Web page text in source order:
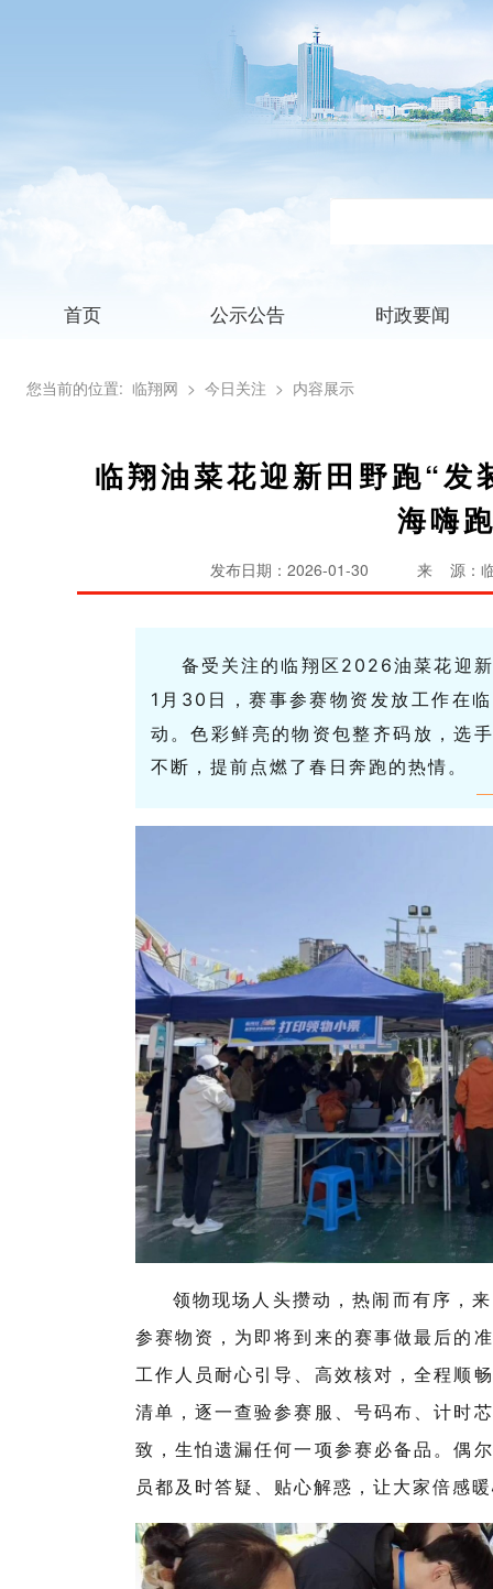
首页 公示公告 时政要闻
您当前的位置: 临翔网 > 今日关注 > 内容展示
临翔油菜花迎新田野跑“
海嗨
发布日期：2026-01-30 来 源：
备受关注的临翔区 2026油菜花迎
1 月 30 日，赛事参赛物资发放工作在
动。色彩鲜亮的物资包整齐码放，选
不断，提前点燃了春日奔跑的热情。
领物现场人头攒动，热闹而有序，
参赛物资，为即将到来的赛事做最后的
工作人员耐心引导、高效核对，全程顺
清单，逐一查验参赛服、号码布、计时
致，生怕遗漏任何一项参赛必备品。偶
员都及时答疑、贴心解惑，让大家倍感